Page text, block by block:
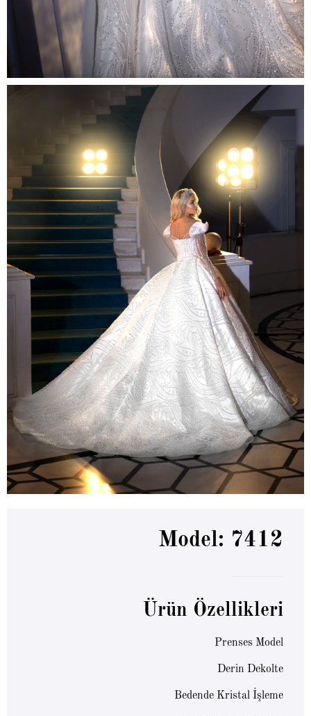
Model: 7412
Ürün Özellikleri
Prenses Model
Derin Dekolte
Bedende Kristal İşleme